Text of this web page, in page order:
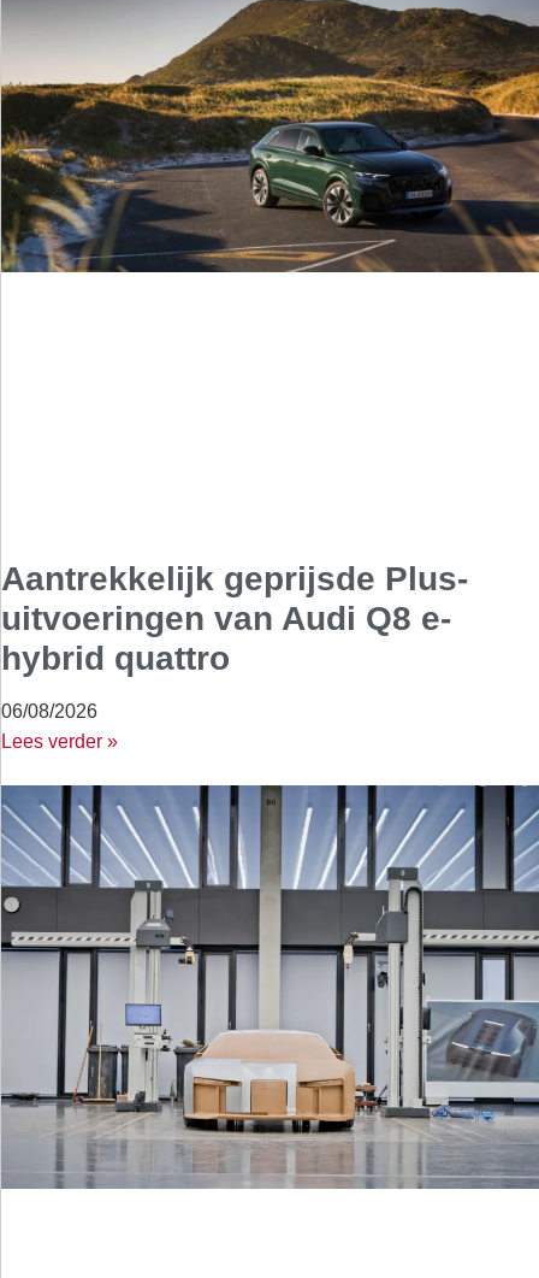
Aantrekkelijk geprijsde Plus-
uitvoeringen van Audi Q8 e-
hybrid quattro
06/08/2026
Lees verder »